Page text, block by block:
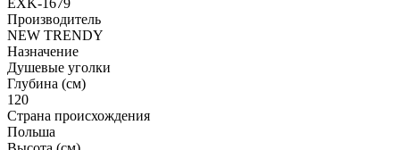
Производитель
NEW TRENDY
Назначение
Душевые уголки
Глубина (см)
120
Страна происхождения
Польша